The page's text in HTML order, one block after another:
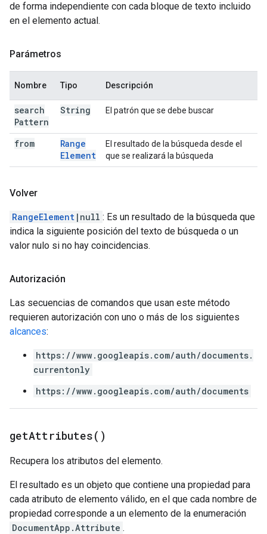
de forma independiente con cada bloque de texto incluido
en el elemento actual.
Parámetros
Nombre Tipo Descripción
search
Pattern
String El patrón que se debe buscar
from
Range
Element
El resultado de la búsqueda desde el
que se realizará la búsqueda
Volver
RangeElement |null : Es un resultado de la búsqueda que
indica la siguiente posición del texto de búsqueda o un
valor nulo si no hay coincidencias.
Autorización
Las secuencias de comandos que usan este método
requieren autorización con uno o más de los siguientes
alcances:
https://www.googleapis.com/auth/documents.
currentonly
https://www.googleapis.com/auth/documents
getAttributes( )
Recupera los atributos del elemento.
El resultado es un objeto que contiene una propiedad para
cada atributo de elemento válido, en el que cada nombre de
propiedad corresponde a un elemento de la enumeración
DocumentApp.Attribute .